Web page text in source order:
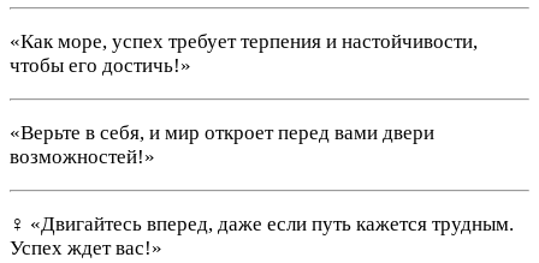
«Как море, успех требует терпения и настойчивости,
чтобы его достичь!»
«Верьте в себя, и мир откроет перед вами двери
возможностей!»
‍♀️ «Двигайтесь вперед, даже если путь кажется трудным.
Успех ждет вас!»